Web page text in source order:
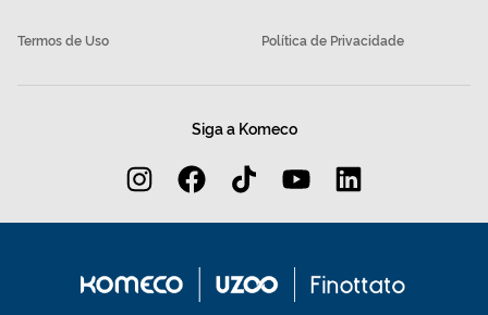
Termos de Uso Política de Privacidade
Siga a Komeco